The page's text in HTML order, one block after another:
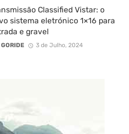
Classified Vistar: o
sistema eletrónico 1×16 para
e gravel
GORIDE 3 de Julho, 2024